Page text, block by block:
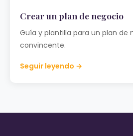
Crear un plan de negocio
Guía y plantilla para un plan de
convincente.
Seguir leyendo →